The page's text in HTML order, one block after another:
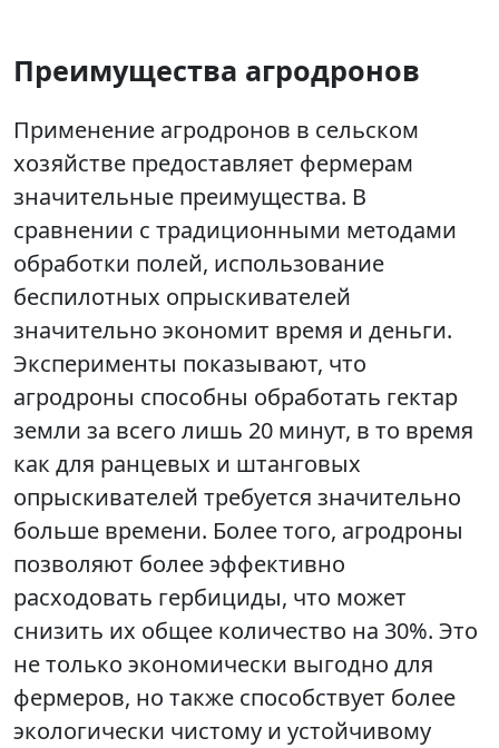
Преимущества агродронов
Применение агродронов в сельском
хозяйстве предоставляет фермерам
значительные преимущества. В
сравнении с традиционными методами
обработки полей, использование
беспилотных опрыскивателей
значительно экономит время и деньги.
Эксперименты показывают, что
агродроны способны обработать гектар
земли за всего лишь 20 минут, в то время
как для ранцевых и штанговых
опрыскивателей требуется значительно
больше времени. Более того, агродроны
позволяют более эффективно
расходовать гербициды, что может
снизить их общее количество на 30%. Это
не только экономически выгодно для
фермеров, но также способствует более
экологически чистому и устойчивому